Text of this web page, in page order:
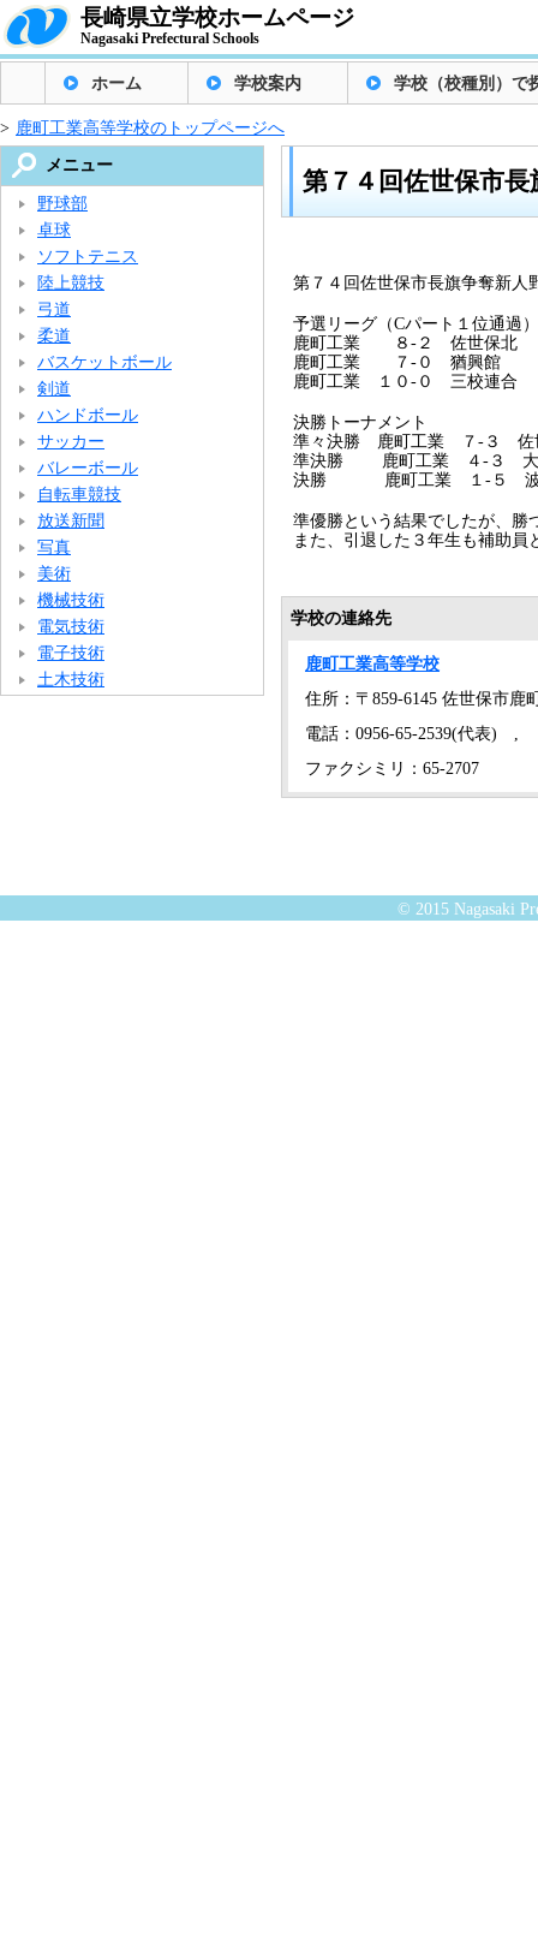
長崎県立学校ホームページ
Nagasaki Prefectural Schools
ホーム 学校案内 学校（校種別）で
> 鹿町工業高等学校のトップページへ
第７４回佐世保市
第７４回佐世保市長旗争奪新
予選リーグ（Cパート１位通過）
鹿町工業 ８-２ 佐世保北
鹿町工業 ７-０ 猶興館
鹿町工業 １０-０ 三校連合
決勝トーナメント
準々決勝 鹿町工業 ７-３ 佐
準決勝 鹿町工業 ４-３ 大
決勝 鹿町工業 １-５ 波
準優勝という結果でしたが、勝
また、引退した３年生も補助員
学校の連絡先
鹿町工業高等学校
住所：〒859-6145 佐世保市鹿
電話：0956-65-2539(代表) ,
ファクシミリ：65-2707
メニュー
野球部
卓球
ソフトテニス
陸上競技
弓道
柔道
バスケットボール
剣道
ハンドボール
サッカー
バレーボール
自転車競技
放送新聞
写真
美術
機械技術
電気技術
電子技術
土木技術
© 2015 Nagasaki